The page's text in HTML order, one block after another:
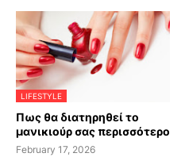
LIFESTYLE
Πως θα διατηρηθεί το
μανικιούρ σας περισσότερο
February 17, 2026